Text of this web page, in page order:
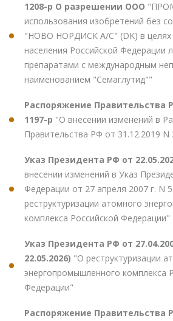
1208-р О разрешении ООО
использования изобретений без
"НОВО НОРДИСК А/С" (DK) в целях
населения Российской Федерации
препаратами с международным
наименованием "Семаглутид""
Распоряжение Правительства
1197-р "О внесении изменений в
Правительства РФ от 31.12.2019 N
Указ Президента РФ от
внесении изменений в Указ
Федерации от 27 апреля 2007 г. N
реструктуризации атомного
комплекса Российской Федерации"
Указ Президента РФ от
22.05.2026) "О реструктуризации
энергопромышленного комплекса
Федерации"
Распоряжение Правительства